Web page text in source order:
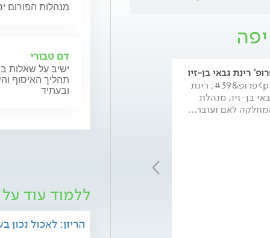
ד"ר אסתר מאור שגיא
ד"ר אסתר מאור שגיא,
סיימה לימודי רפואה
העברית...
רינת גבאי בן-זיו
<p>פרופ&#39; רינת
בן-זיו, מנהלת
לאם ועובר...
מנהלות הפורום
דם טבורי
תהליך האיסוף
ובעתיד
ללמוד עוד על
הריון: לאכול נכון